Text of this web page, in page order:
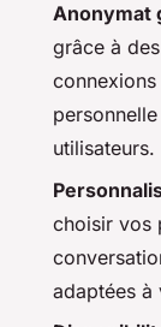
Anonymat
grâce à
utilisateurs.
choisir vos
adaptées à